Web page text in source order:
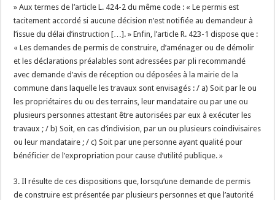
» Aux termes de l’article L. 424-2 du même code : « Le permis est
tacitement accordé si aucune décision n’est notifiée au demandeur à
l’issue du délai d’instruction […]. » Enfin, l’article R. 423-1 dispose que :
« Les demandes de permis de construire, d’aménager ou de démolir
et les déclarations préalables sont adressées par pli recommandé
avec demande d’avis de réception ou déposées à la mairie de la
commune dans laquelle les travaux sont envisagés : / a) Soit par le ou
les propriétaires du ou des terrains, leur mandataire ou par une ou
plusieurs personnes attestant être autorisées par eux à exécuter les
travaux ; / b) Soit, en cas d’indivision, par un ou plusieurs coindivisaires
ou leur mandataire ; / c) Soit par une personne ayant qualité pour
bénéficier de l’expropriation pour cause d’utilité publique. »
3. Il résulte de ces dispositions que, lorsqu’une demande de permis
de construire est présentée par plusieurs personnes et que l’autorité